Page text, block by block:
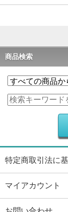
商品検索
特定商取引法に
マイアカウント